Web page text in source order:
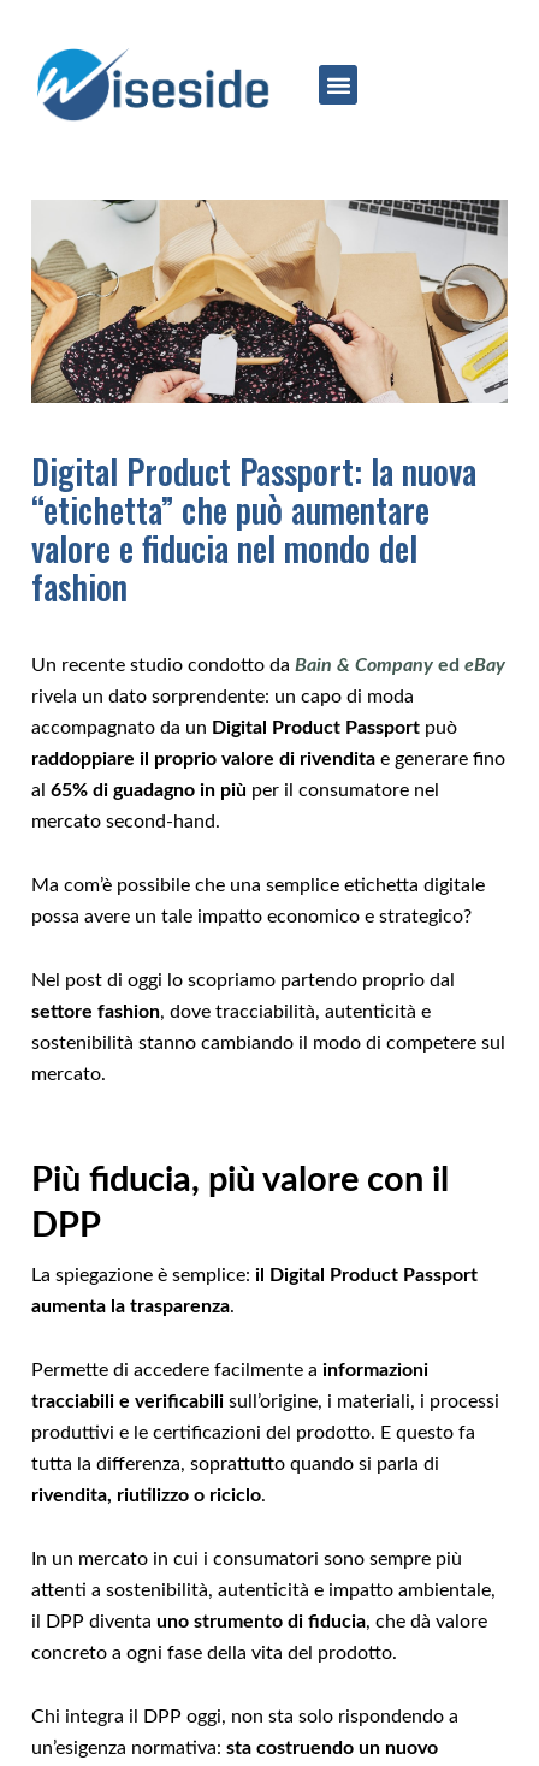
Digital Product Passport: la nuova
“etichetta” che può aumentare
valore e fiducia nel mondo del
fashion
Un recente studio condotto da Bain & Company ed eBay
rivela un dato sorprendente: un capo di moda
accompagnato da un Digital Product Passport può
raddoppiare il proprio valore di rivendita e generare fino
al 65% di guadagno in più per il consumatore nel
mercato second-hand.
Ma com’è possibile che una semplice etichetta digitale
possa avere un tale impatto economico e strategico?
Nel post di oggi lo scopriamo partendo proprio dal
settore fashion, dove tracciabilità, autenticità e
sostenibilità stanno cambiando il modo di competere sul
mercato.
Più fiducia, più valore con il
DPP
La spiegazione è semplice: il Digital Product Passport
aumenta la trasparenza.
Permette di accedere facilmente a informazioni
tracciabili e verificabili sull’origine, i materiali, i processi
produttivi e le certificazioni del prodotto. E questo fa
tutta la differenza, soprattutto quando si parla di
rivendita, riutilizzo o riciclo.
In un mercato in cui i consumatori sono sempre più
attenti a sostenibilità, autenticità e impatto ambientale,
il DPP diventa uno strumento di fiducia, che dà valore
concreto a ogni fase della vita del prodotto.
Chi integra il DPP oggi, non sta solo rispondendo a
un’esigenza normativa: sta costruendo un nuovo